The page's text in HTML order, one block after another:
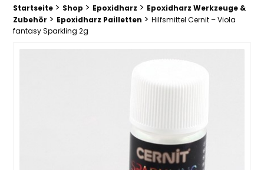
Breadcrumb Trail:
Startseite > Shop > Epoxidharz > Epoxidharz Werkzeuge &
Zubehör > Epoxidharz Pailletten > Hilfsmittel Cernit – Viola
fantasy Sparkling 2g